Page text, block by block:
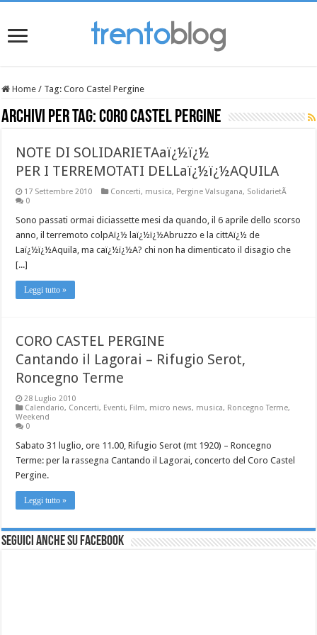
Home / Tag:Coro Castel Pergine
Archivi per tag:Coro Castel Pergine
NOTE DI SOLIDARIETAaï¿½ï¿½
PER I TERREMOTATI DELLaï¿½ï¿½AQUILA
17 Settembre 2010 Concerti, musica, Pergine Valsugana, SolidarietÃ
0
Sono passati ormai diciassette mesi da quando, il 6 aprile dello scorso
anno, il terremoto colpAï¿½ laï¿½ï¿½Abruzzo e la cittAï¿½ de
Laï¿½ï¿½Aquila, ma caï¿½ï¿½A? chi non ha dimenticato il disagio che
[...]
Leggi tutto »
CORO CASTEL PERGINE
Cantando il Lagorai – Rifugio Serot,
Roncegno Terme
28 Luglio 2010
Calendario, Concerti, Eventi, Film, micro news, musica, Roncegno Terme,
Weekend
0
Sabato 31 luglio, ore 11.00, Rifugio Serot (mt 1920) – Roncegno
Terme: per la rassegna Cantando il Lagorai, concerto del Coro Castel
Pergine.
Leggi tutto »
Seguici anche su Facebook